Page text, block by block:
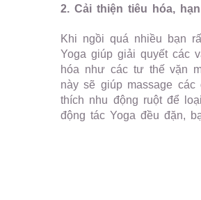
2. Cải thiện tiêu hóa,
Khi ngồi quá nhiều bạn
Yoga giúp giải quyết các
hóa như các tư thế vặn
này sẽ giúp massage
thích nhu động ruột để
động tác Yoga đều đặn,